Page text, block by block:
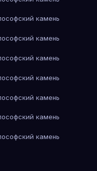
камень
камень
камень
камень
камень
камень
камень